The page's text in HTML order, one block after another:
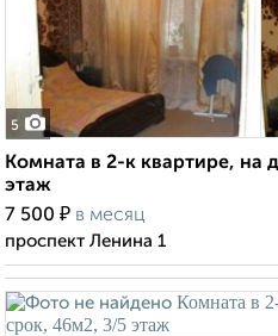
5
Комната в 2-к квартире, на
этаж
7 500 ₽ в месяц
проспект Ленина 1